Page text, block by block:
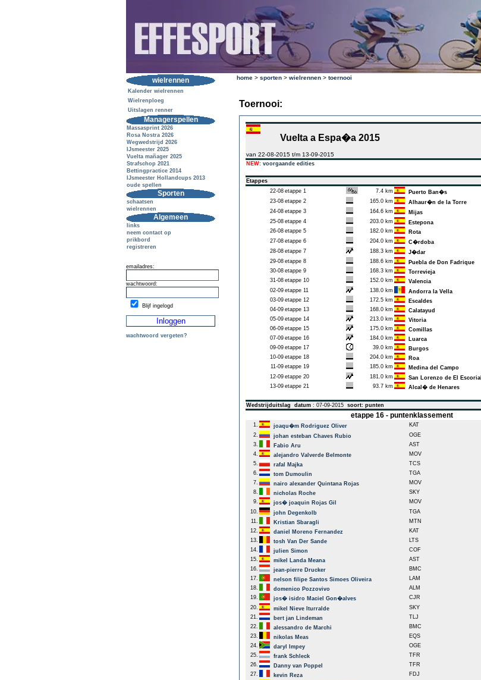
wielrennen
Kalender wielrennen
Wielrenploeg
Uitslagen renner
Managerspellen
Massasprint 2026
Rosa Nostra 2026
Wegwedstrijd 2026
IJsmeester 2025
Vuelta mañager 2025
Strafschop 2021
Bettingpractice 2014
IJsmeester Hollandcups 2013
oude spellen
Sporten
schaatsen
wielrennen
Algemeen
links
neem contact op
prikbord
registreren
emailadres:
wachtwoord:
Blijf ingelogd
wachtwoord vergeten?
home > sporten > wielrennen > toernooi
Toernooi:
Vuelta a Espa�a 2015
van 22-08-2015 t/m 13-09-2015
NEW: voorgaande edities
Etappes
22-08 etappe 1 7.4 km Puerto Ban�s
23-08 etappe 2 165.0 km Alhaur�n de la Torre
24-08 etappe 3 164.6 km Mijas
25-08 etappe 4 203.0 km Estepona
26-08 etappe 5 182.0 km Rota
27-08 etappe 6 204.0 km C�rdoba
28-08 etappe 7 188.3 km J�dar
29-08 etappe 8 188.6 km Puebla de Don Fadrique
30-08 etappe 9 168.3 km Torrevieja
31-08 etappe 10 152.0 km Valencia
02-09 etappe 11 138.0 km Andorra la Vella
03-09 etappe 12 172.5 km Escaldes
04-09 etappe 13 168.0 km Calatayud
05-09 etappe 14 213.0 km Vitoria
06-09 etappe 15 175.0 km Comillas
07-09 etappe 16 184.0 km Luarca
09-09 etappe 17 39.0 km Burgos
10-09 etappe 18 204.0 km Roa
11-09 etappe 19 185.0 km Medina del Campo
12-09 etappe 20 181.0 km San Lorenzo de El Escorial
13-09 etappe 21 93.7 km Alcal� de Henares
Wedstrijduitslag datum : 07-09-2015 soort: punten
etappe 16 - puntenklassement
1. joaqu�m Rodriguez Oliver KAT
2.
johan esteban Chaves Rubio OGE
3.
Fabio Aru AST
4.
alejandro Valverde Belmonte MOV
5.
rafal Majka TCS
6.
tom Dumoulin TGA
7.
nairo alexander Quintana Rojas MOV
8.
nicholas Roche SKY
9.
jos� joaquin Rojas Gil MOV
10.
john Degenkolb TGA
11.
Kristian Sbaragli MTN
12.
daniel Moreno Fernandez KAT
13.
tosh Van Der Sande LTS
14.
julien Simon COF
15.
mikel Landa Meana AST
16.
jean-pierre Drucker BMC
17.
nelson filipe Santos Simoes Oliveira LAM
18.
domenico Pozzovivo ALM
19.
jos� isidro Maciel Gon�alves CJR
20.
mikel Nieve Iturralde SKY
21.
bert jan Lindeman TLJ
22.
alessandro de Marchi BMC
23.
nikolas Meas EQS
24.
daryl Impey OGE
25.
frank Schleck TFR
26.
Danny van Poppel TFR
27.
kevin Reza FDJ